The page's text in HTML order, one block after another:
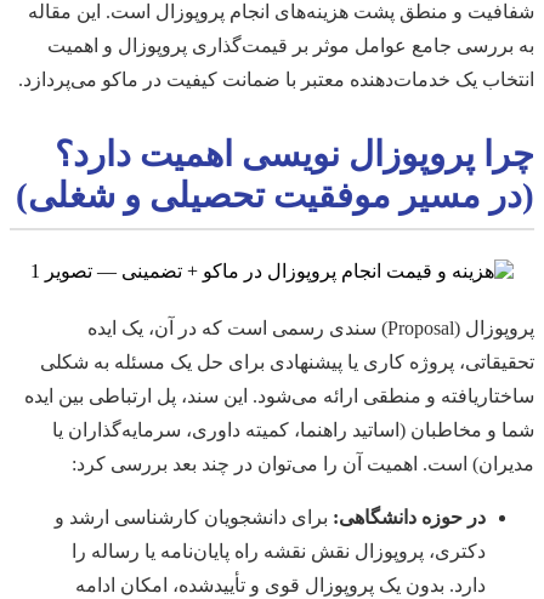
شفافیت و منطق پشت هزینه‌های انجام پروپوزال است. این مقاله
به بررسی جامع عوامل موثر بر قیمت‌گذاری پروپوزال و اهمیت
انتخاب یک خدمات‌دهنده معتبر با ضمانت کیفیت در ماکو می‌پردازد.
چرا پروپوزال نویسی اهمیت دارد؟
(در مسیر موفقیت تحصیلی و شغلی)
پروپوزال (Proposal) سندی رسمی است که در آن، یک ایده
تحقیقاتی، پروژه کاری یا پیشنهادی برای حل یک مسئله به شکلی
ساختاریافته و منطقی ارائه می‌شود. این سند، پل ارتباطی بین ایده
شما و مخاطبان (اساتید راهنما، کمیته داوری، سرمایه‌گذاران یا
مدیران) است. اهمیت آن را می‌توان در چند بعد بررسی کرد:
در حوزه دانشگاهی: برای دانشجویان کارشناسی ارشد و
دکتری، پروپوزال نقش نقشه راه پایان‌نامه یا رساله را
دارد. بدون یک پروپوزال قوی و تأییدشده، امکان ادامه